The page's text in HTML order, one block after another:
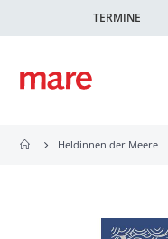
TERMINE
Heldinnen der Meere